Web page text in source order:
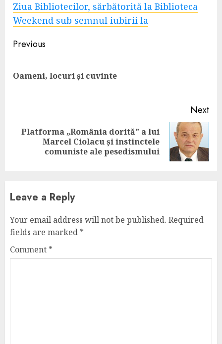
Ziua Bibliotecilor, sărbătorită la Biblioteca
Weekend sub semnul iubirii la
Continue
Previous
Oameni, locuri și cuvinte
Next
Next
Platforma „România dorită” a lui
Marcel Ciolacu și instinctele
comuniste ale pesedismului
Leave a Reply
Your email address will not be published. Required
fields are marked *
Comment *